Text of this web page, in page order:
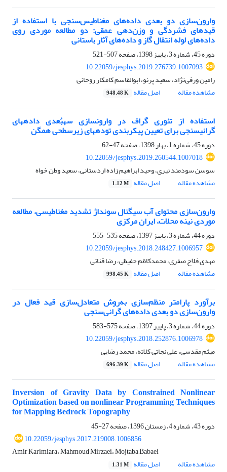
وارون‌سازی دو بعدی داده‌های مغناطیس‌سنجی با استفاده از
قیدهای فشردگی و وزن‌دهی عمقی: دو مطالعه موردی روی
داده‌های لوله انتقال گاز و داده‌های آثار باستانی
دوره 45، شماره 3، پاییز 1398، صفحه
507-521
10.22059/jesphys.2019.276739.1007093
رامین ورفی‌نژاد، سعید پرنو، ابوالقاسم کامکار روحانی
مشاهده مقاله
اصل مقاله 948.48 K
استفاده از تئوری گراف در وارون‏سازی سه‏بُعدی داده‏های
گرانی‏سنجی برای تعیین پیکربندی توده‏های زیرسطحی همگن
دوره 45، شماره 1، بهار 1398، صفحه
47-62
10.22059/jesphys.2019.260544.1007018
سوسن سودمند نیری، وحید ابراهیم زاده اردستانی، سعید وطن خواه
مشاهده مقاله
اصل مقاله 1.12 M
وارون‌سازی محتوای آب سیگنال سونداژ تشدید مغناطیسی، مطالعه
موردی نینه محلات، ایران مرکزی
دوره 44، شماره 3، پاییز 1397، صفحه
535-555
10.22059/jesphys.2018.248427.1006957
مهدی فلاح صفری، محمدکاظم حفیظی، رضا قناتی
مشاهده مقاله
اصل مقاله 998.45 K
برآورد پارامتر منظم‌سازی ‌به‌روش متعادل‌سازی قید فعال در
وارون‌سازی دو بعدی داده‌های گرانی‌سنجی
دوره 44، شماره 3، پاییز 1397، صفحه
575-583
10.22059/jesphys.2018.252876.1006978
میثم مقدسی، علی نجاتی کلاته، محمد رضایی
مشاهده مقاله
اصل مقاله 696.39 K
Inversion of Gravity Data by Constrained Nonlinear
Optimization based on nonlinear Programming Techniques
for Mapping Bedrock Topography
دوره 43، شماره 4، زمستان 1396، صفحه
27-45
10.22059/jesphys.2017.219008.1006856
Amir Karimiara، Mahmoud Mirzaei، Mojtaba Babaei
مشاهده مقاله
اصل مقاله 1.31 M